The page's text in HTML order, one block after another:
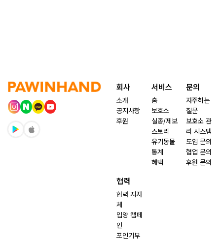
회사
소개
공지사항
후원
서비스
홈
보호소
실종/제보
스토리
유기동물
통계
혜택
문의
자주하는
질문
보호소 관
리 시스템
도입 문의
협업 문의
후원 문의
협력
협력 지자
체
입양 캠페
인
포인기부